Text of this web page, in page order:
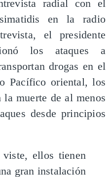
radial con el
en la radio
el presidente
los ataques a
drogas en el
Pacífico oriental, los
la muerte de al menos
desde principios
ellos tienen
gran instalación